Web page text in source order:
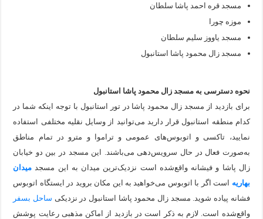
مسجد قره احمد پاشا سلطان
موزه چورا
مسجد یاووز سلیم سلطان
مسجد زال محمود پاشا استانبول
نحوه دسترسی به مسجد زال محمود پاشا استانبول
برای بازدید از مسجد زال محمود پاشا در تور استانبول با توجه اینکه شما در
کدام منطقه استانبول قرار دارید می‌توانید از وسایل نقلیه مختلفی استفاده
نمایید، تاکسی و اتوبوس‌های عمومی و تراموا و مترو در تمام مناطق
به‌صورت فعال در حال سرویس‌دهی می‌باشند. این مسجد در بین دو خیابان
زال پاشا و فیشانه واقع‌شده است نزدیک‌ترین میدان به این مسجد میدان
بهاریه
است اگر با اتوبوس می‌خواهید به این مکان بروید در ایستگاه اتوبوس
فشانه پیاده شوید. مسجد زال محمود پاشا استانبول در نزدیکی ساحل بسفر
واقع‌شده است. لازم به ذکر است در بازدید از اماکن مذهبی رعایت پوشش